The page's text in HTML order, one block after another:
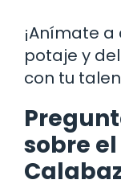
¡Anímate
potaje y
con tu
sobre